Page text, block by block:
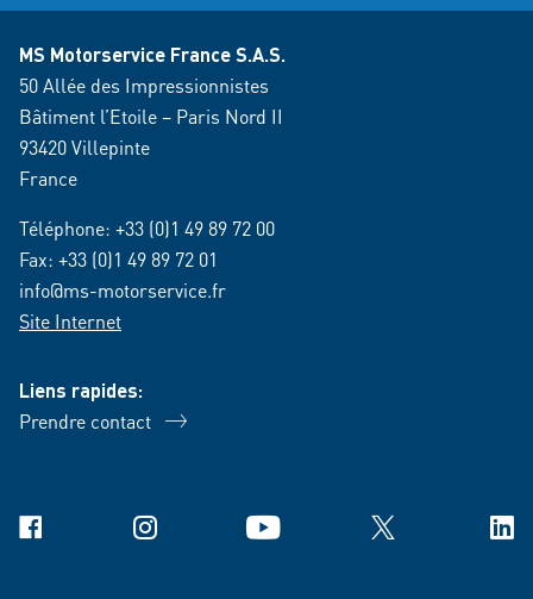
MS Motorservice France S.A.S.
50 Allée des Impressionnistes
Bâtiment l’Etoile – Paris Nord II
93420 Villepinte
France
Téléphone: +33 (0)1 49 89 72 00
Fax: +33 (0)1 49 89 72 01
info@ms-motorservice.fr
Site Internet
Liens rapides:
Prendre contact
Facebook Instagram YouTube X